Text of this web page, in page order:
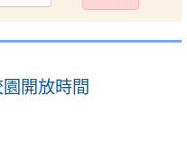
出
開放時間